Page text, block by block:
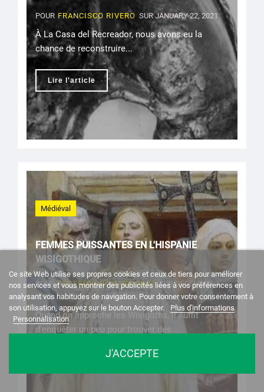
POUR FRANCISCO RIVERO SUR JANUARY 22, 2021
À La Casa del Recreador, nous avons eu la
chance de reconstruire...
Lire l'article
Médiéval
FEMMES PUISSANTES EN L'HISPANIE
WISIGOTHIQUE
POUR FEDERICO ROMERO DÍAZSUR DECEMBER 3,
2020
Quand on approche les Wisigoths, il suffit
d'enquêter un peu pour trouver des...
Ce site Web utilise ses propres cookies et ceux de tiers pour améliorer
nos services et vous montrer des publicités liées à vos préférences en
analysant vos habitudes de navigation. Pour donner votre consentement à
son utilisation, appuyez sur le bouton Accepter.
Plus d'informations
Personnalisation
J'ACCEPTE